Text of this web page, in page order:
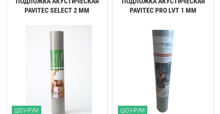
PAVITEC SELECT 2 ММ
ШОУ-РУМ
PAVITEC PRO LVT 1 ММ
ШОУ-РУМ